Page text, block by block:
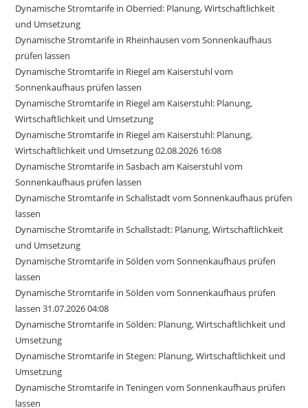
Dynamische Stromtarife in Oberried: Planung, Wirtschaftlichkeit
und Umsetzung
Dynamische Stromtarife in Rheinhausen vom Sonnenkaufhaus
prüfen lassen
Dynamische Stromtarife in Riegel am Kaiserstuhl vom
Sonnenkaufhaus prüfen lassen
Dynamische Stromtarife in Riegel am Kaiserstuhl: Planung,
Wirtschaftlichkeit und Umsetzung
Dynamische Stromtarife in Riegel am Kaiserstuhl: Planung,
Wirtschaftlichkeit und Umsetzung 02.08.2026 16:08
Dynamische Stromtarife in Sasbach am Kaiserstuhl vom
Sonnenkaufhaus prüfen lassen
Dynamische Stromtarife in Schallstadt vom Sonnenkaufhaus prüfen
lassen
Dynamische Stromtarife in Schallstadt: Planung, Wirtschaftlichkeit
und Umsetzung
Dynamische Stromtarife in Sölden vom Sonnenkaufhaus prüfen
lassen
Dynamische Stromtarife in Sölden vom Sonnenkaufhaus prüfen
lassen 31.07.2026 04:08
Dynamische Stromtarife in Sölden: Planung, Wirtschaftlichkeit und
Umsetzung
Dynamische Stromtarife in Stegen: Planung, Wirtschaftlichkeit und
Umsetzung
Dynamische Stromtarife in Teningen vom Sonnenkaufhaus prüfen
lassen